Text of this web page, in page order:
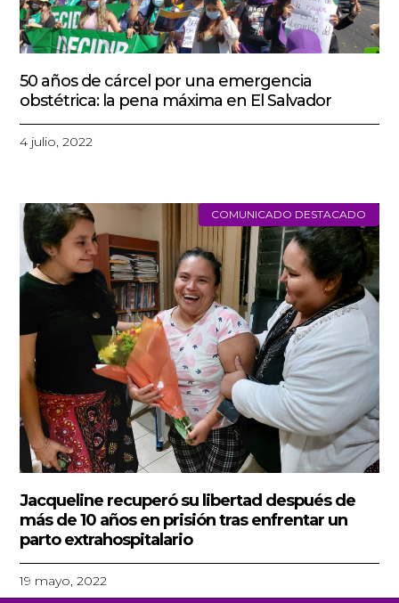
50 años de cárcel por una emergencia
obstétrica: la pena máxima en El Salvador
4 julio, 2022
COMUNICADO DESTACADO
Jacqueline recuperó su libertad después de
más de 10 años en prisión tras enfrentar un
parto extrahospitalario
19 mayo, 2022